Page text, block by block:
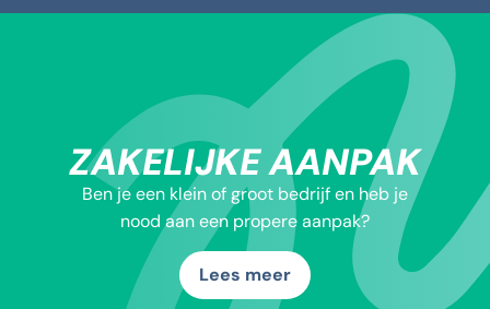
ZAKELIJKE AANPAK
Ben je een klein of groot bedrijf en heb je
nood aan een propere aanpak?
Lees meer